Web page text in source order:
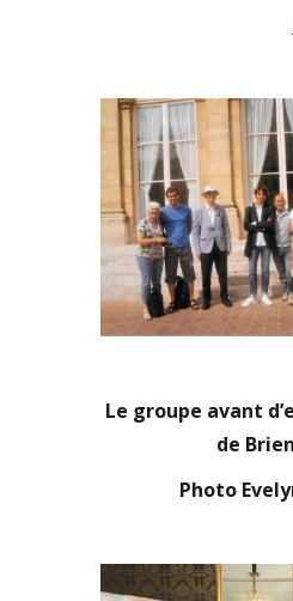
Le groupe avant
de
Photo